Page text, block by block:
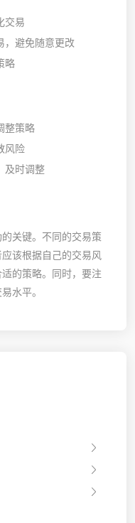
交易
，避免随意更改
略
整策略
风险
及时调整
关键。不同的交易策
该根据自己的交易风
的策略。同时，要注
水平。